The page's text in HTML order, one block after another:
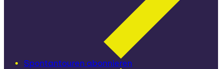
Spontantouren abonnieren